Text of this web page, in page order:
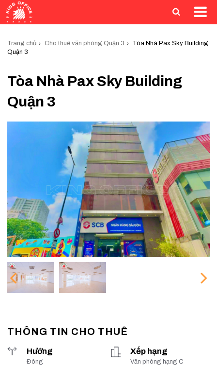
Trang chủ Cho thuê văn phòng Quận 3
Tòa Nhà Pax Sky Building
Quận 3
Tòa Nhà Pax Sky Building
Quận 3
THÔNG TIN CHO THUÊ
Hướng
Đông
Xếp hạng
Văn phòng hạng C